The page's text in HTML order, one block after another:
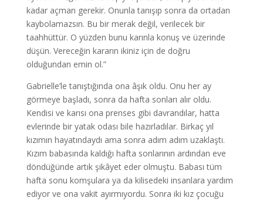
kadar açman gerekir. Onunla tanışıp sonra da ortadan
kaybolamazsın. Bu bir merak değil, verilecek bir
taahhüttür. O yüzden bunu karınla konuş ve üzerinde
düşün. Vereceğin kararın ikiniz için de doğru
olduğundan emin ol.”
Gabrielle’le tanıştığında ona âşık oldu. Onu her ay
görmeye başladı, sonra da hafta sonları alır oldu.
Kendisi ve karısı ona prenses gibi davrandılar, hatta
evlerinde bir yatak odası bile hazırladılar. Birkaç yıl
kızımın hayatındaydı ama sonra adım adım uzaklaştı.
Kızım babasında kaldığı hafta sonlarının ardından eve
döndüğünde artık şikâyet eder olmuştu. Babası tüm
hafta sonu komşulara ya da kilisedeki insanlara yardım
ediyor ve ona vakit ayırmıyordu. Sonra iki kız çocuğu